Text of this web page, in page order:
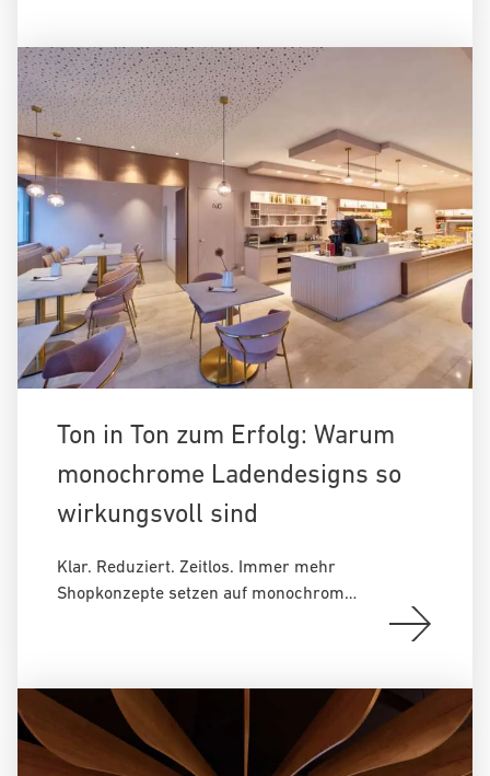
Ton in Ton zum Erfolg: Warum
monochrome Ladendesigns so
wirkungsvoll sind
Klar. Reduziert. Zeitlos. Immer mehr
Shopkonzepte setzen auf monochrom…